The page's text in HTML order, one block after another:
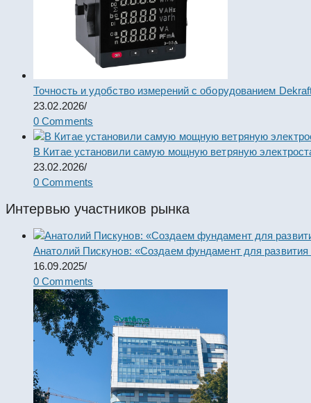
Точность и удобство измерений с оборудованием
23.02.2026/
0 Comments
В Китае установили самую мощную ветряную
23.02.2026/
0 Comments
Интервью участников рынка
Анатолий Пискунов: «Создаем фундамент для развития
16.09.2025/
0 Comments